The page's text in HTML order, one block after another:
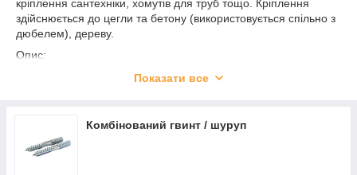
кріплення сантехніки, хомутів для труб тощо. Кріплення
здійснюється до цегли та бетону (використовується спільно з
дюбелем), дереву.
Опис:
Шуруп-шпилька (шпилька сантехнічна) виготовляється із
метричним різьбленням. Вони розділені між собою
шестигранною ділянкою без різьблення. З боку шпильки
може бути прямий шліц.
Показати все
Комбінований гвинт / шуруп